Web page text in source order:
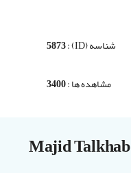
شناسه (ID) :
5873
مشاهده ها :3400
Majid Talkhab